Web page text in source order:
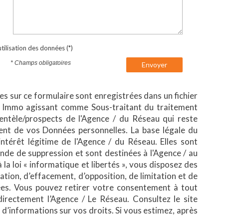
des données (*)
Envoyer
* Champs obligatoires
sur ce formulaire sont enregistrées dans un fichier
agissant comme Sous-traitant du traitement
prospects de l'Agence / du Réseau qui reste
de vos Données personnelles. La base légale du
légitime de l'Agence / du Réseau. Elles sont
de suppression et sont destinées à l'Agence / au
la loi « informatique et libertés », vous disposez des
d’effacement, d’opposition, de limitation et de
Vous pouvez retirer votre consentement à tout
l’Agence / Le Réseau. Consultez le site
d’informations sur vos droits. Si vous estimez, après